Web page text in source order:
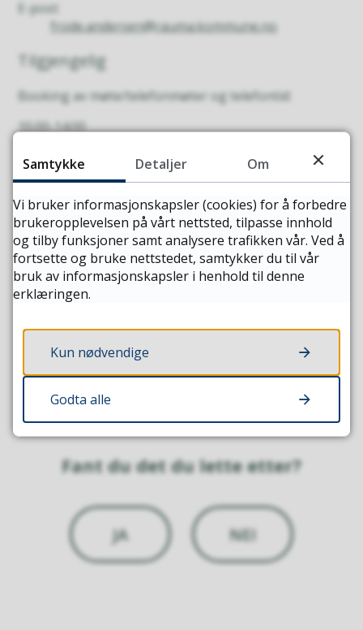
E-post:
frode.andersen@rauma.kommune.no
Tilgjengelig
Booking av møte/telefonmøter og telefontid:
10.00-14.00
Adresse
Vollan 8A, 6300 Åndalsnes
Kart
Fant du det du lette etter?
JA NEI
Samtykke Detaljer Om
Vi bruker informasjonskapsler (cookies) for å forbedre
brukeropplevelsen på vårt nettsted, tilpasse innhold
og tilby funksjoner samt analysere trafikken vår. Ved å
fortsette og bruke nettstedet, samtykker du til vår
bruk av informasjonskapsler i henhold til denne
erklæringen.
Kun nødvendige
Godta alle